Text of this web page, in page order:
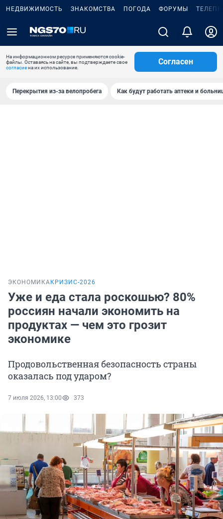
НЕДВИЖИМОСТЬ ЗНАКОМСТВА ПОГОДА ФОРУМЫ
На информационном ресурсе применяются cookie-
файлы. Оставаясь на сайте, вы подтверждаете свое
согласиена их использование.
Согласен
Перекрытия из-за велопробега Как будут работать аптеки и
ЭКОНОМИКА КРИЗИС-2026
Уже и еда стала роскошью? 80%
россиян начали экономить на
продуктах — чем это грозит
экономике
Продовольственная безопасность страны
оказалась под ударом?
7 июля 2026, 13:00 373